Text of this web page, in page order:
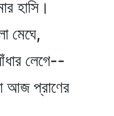
হাসি।
মেঘে,
লেগে--
প্রাণের